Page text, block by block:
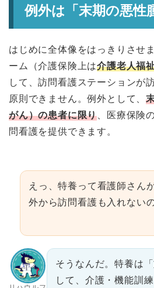
例外は「末期の悪性
はじめに全体像をはっきりさせ
ーム（介護保険上は介護老人福
して、訪問看護ステーションが
原則できません。例外として、
がん）の患者に限り 、医療保険
問看護を提供できます。
えっ、特養って看護師さん
外から訪問看護も入れない
そうなんだ。特養は
して、介護・機能訓